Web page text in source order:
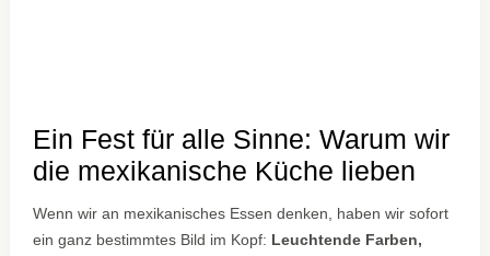
Ein Fest für alle Sinne: Warum wir
die mexikanische Küche lieben
Wenn wir an mexikanisches Essen denken, haben wir sofort
ein ganz bestimmtes Bild im Kopf: Leuchtende Farben,